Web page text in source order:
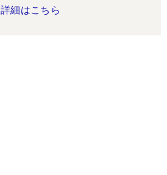
詳細はこちら